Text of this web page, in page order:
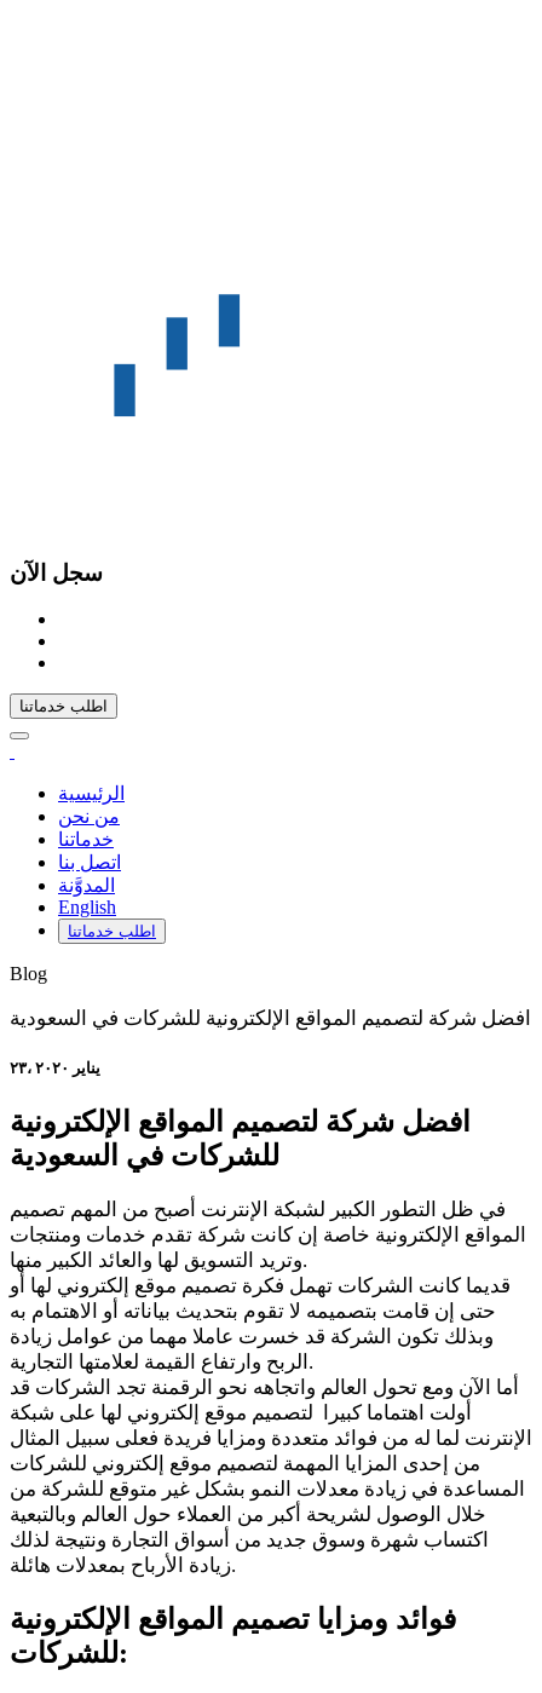
سجل الآن
اطلب خدماتنا
الرئيسية
من نحن
خدماتنا
اتصل بنا
المدوَّنة
English
اطلب خدماتنا
Blog
افضل شركة لتصميم المواقع الإلكترونية للشركات في السعودية
۲۳، يناير ۲۰۲۰
افضل شركة لتصميم المواقع الإلكترونية
للشركات في السعودية
في ظل التطور الكبير لشبكة الإنترنت أصبح من المهم تصميم
المواقع الإلكترونية خاصة إن كانت شركة تقدم خدمات ومنتجات
وتريد التسويق لها والعائد الكبير منها.
قديما كانت الشركات تهمل فكرة تصميم موقع إلكتروني لها أو
حتى إن قامت بتصميمه لا تقوم بتحديث بياناته أو الاهتمام به
وبذلك تكون الشركة قد خسرت عاملا مهما من عوامل زيادة
الربح وارتفاع القيمة لعلامتها التجارية.
أما الآن ومع تحول العالم واتجاهه نحو الرقمنة تجد الشركات قد
أولت اهتماما كبيرا لتصميم موقع إلكتروني لها على شبكة
الإنترنت لما له من فوائد متعددة ومزايا فريدة فعلى سبيل المثال
من إحدى المزايا المهمة لتصميم موقع إلكتروني للشركات
المساعدة في زيادة معدلات النمو بشكل غير متوقع للشركة من
خلال الوصول لشريحة أكبر من العملاء حول العالم وبالتبعية
اكتساب شهرة وسوق جديد من أسواق التجارة ونتيجة لذلك
زيادة الأرباح بمعدلات هائلة.
فوائد ومزايا تصميم المواقع الإلكترونية
للشركات: